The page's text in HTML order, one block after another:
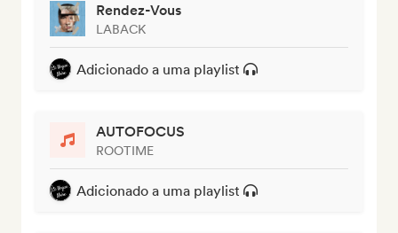
Rendez-Vous
LABACK
Adicionado a uma playlist
AUTOFOCUS
ROOTIME
Adicionado a uma playlist